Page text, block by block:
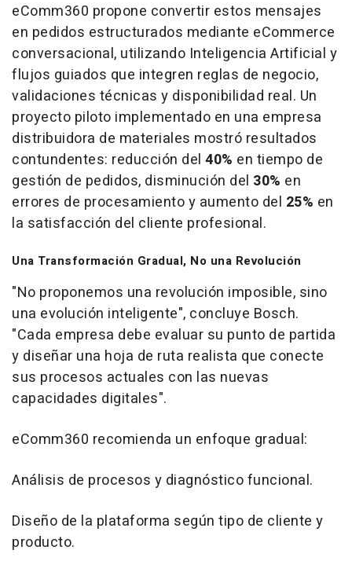
eComm360 propone convertir estos mensajes
en pedidos estructurados mediante eCommerce
conversacional, utilizando Inteligencia Artificial y
flujos guiados que integren reglas de negocio,
validaciones técnicas y disponibilidad real. Un
proyecto piloto implementado en una empresa
distribuidora de materiales mostró resultados
contundentes: reducción del 40% en tiempo de
gestión de pedidos, disminución del 30% en
errores de procesamiento y aumento del 25% en
la satisfacción del cliente profesional.
Una Transformación Gradual, No una Revolución
"No proponemos una revolución imposible, sino
una evolución inteligente", concluye Bosch.
"Cada empresa debe evaluar su punto de partida
y diseñar una hoja de ruta realista que conecte
sus procesos actuales con las nuevas
capacidades digitales".
eComm360 recomienda un enfoque gradual:
Análisis de procesos y diagnóstico funcional.
Diseño de la plataforma según tipo de cliente y
producto.